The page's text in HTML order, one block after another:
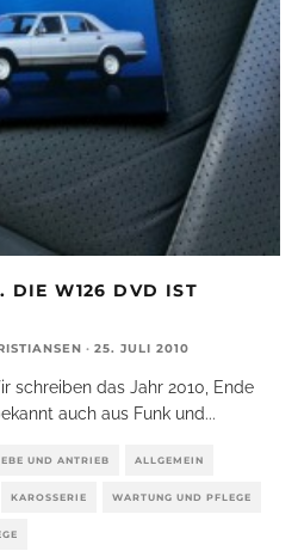
DIE W126 DVD IST
· 25. JULI 2010
schreiben das Jahr 2010, Ende
auch aus Funk und...
UND ANTRIEB ALLGEMEIN
KAROSSERIE WARTUNG UND PFLEGE